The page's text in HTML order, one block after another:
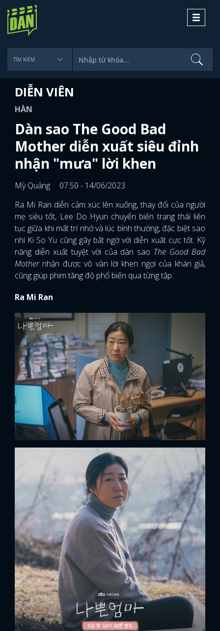
Toggle
DIỄN VIÊN
HÀN
Dàn sao The Good Bad
Mother diễn xuất siêu đỉnh
nhận "mưa" lời khen
Mỳ Quảng
07:50 - 14/06/2023
Ra Mi Ran diễn cảm xúc lên xuống, thay đổi của người
mẹ siêu tốt, Lee Do Hyun chuyển biến trạng thái liên
tục giữa khi mất trí nhớ và lúc bình thường, đặc biệt sao
nhí Ki So Yu cũng gây bất ngờ với diễn xuất cực tốt. Kỹ
năng diễn xuất tuyệt vời của dàn sao The Good Bad
Mothernhận được vô vàn lời khen ngợi của khán giả,
cũng giúp phim tăng độ phổ biến qua từng tập.
Ra Mi Ran